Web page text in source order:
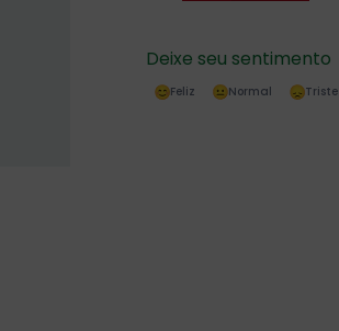
Deixe seu sentimento
Feliz Normal Triste